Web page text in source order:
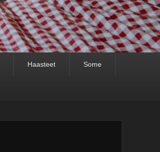
Haasteet Some